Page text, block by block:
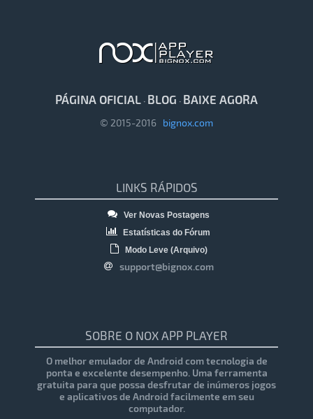
PÁGINA OFICIAL · BLOG · BAIXE AGORA
© 2015-2016 bignox.com
LINKS RÁPIDOS
Ver Novas Postagens
Estatísticas do Fórum
Modo Leve (Arquivo)
support@bignox.com
SOBRE O NOX APP PLAYER
O melhor emulador de Android com tecnologia de
ponta e excelente desempenho. Uma ferramenta
gratuita para que possa desfrutar de inúmeros jogos
e aplicativos de Android facilmente em seu
computador.